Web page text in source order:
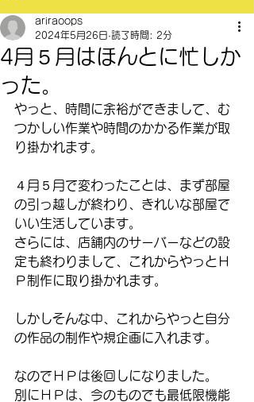
4月５月はほんとに忙しか
った。
ariraoops
2024年5月26日 読了時間: 2分
やっと、時間に余裕ができまして、む
つかしい作業や時間のかかる作業が取
り掛かれます。
４月５月で変わったことは、まず部屋
の引っ越しが終わり、きれいな部屋で
いい生活しています。
さらには、店舗内のサーバーなどの設
定も終わりまして、これからやっとＨ
Ｐ制作に取り掛かれます。
しかしそんな中、これからやっと自分
の作品の制作や規企画に入れます。
なのでＨＰは後回しになりました。
別にＨＰは、今のものでも最低限機能